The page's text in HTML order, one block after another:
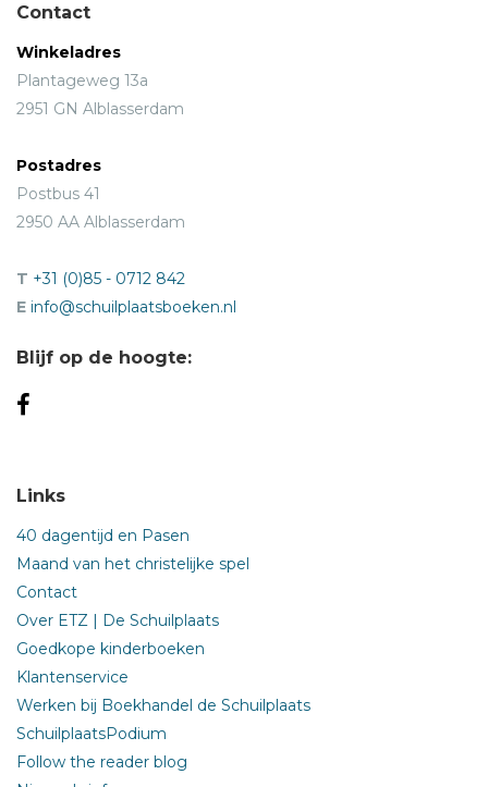
Contact
Winkeladres
Plantageweg 13a
2951 GN Alblasserdam
Postadres
Postbus 41
2950 AA Alblasserdam
T +31 (0)85 - 0712 842
E info@schuilplaatsboeken.nl
Blijf op de hoogte:
Links
40 dagentijd en Pasen
Maand van het christelijke spel
Contact
Over ETZ | De Schuilplaats
Goedkope kinderboeken
Klantenservice
Werken bij Boekhandel de Schuilplaats
SchuilplaatsPodium
Follow the reader blog